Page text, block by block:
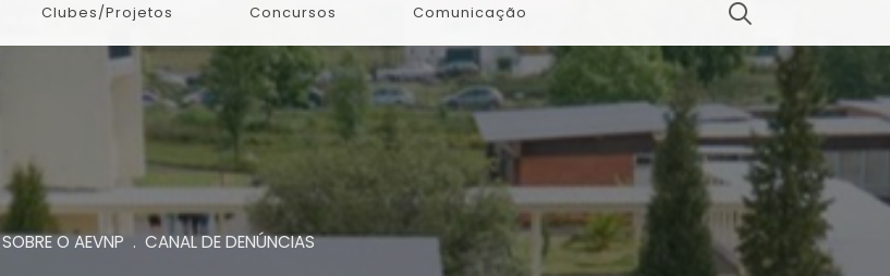
Clubes/Projetos Concursos Comunicação
SOBRE O AEVNP . CANAL DE DENÚNCIAS